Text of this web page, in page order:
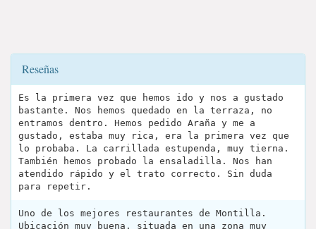
Reseñas
Es la primera vez que hemos ido y nos a gustado
bastante. Nos hemos quedado en la terraza, no
entramos dentro. Hemos pedido Araña y me a
gustado, estaba muy rica, era la primera vez que
lo probaba. La carrillada estupenda, muy tierna.
También hemos probado la ensaladilla. Nos han
atendido rápido y el trato correcto. Sin duda
para repetir.
Uno de los mejores restaurantes de Montilla.
Ubicación muy buena, situada en una zona muy